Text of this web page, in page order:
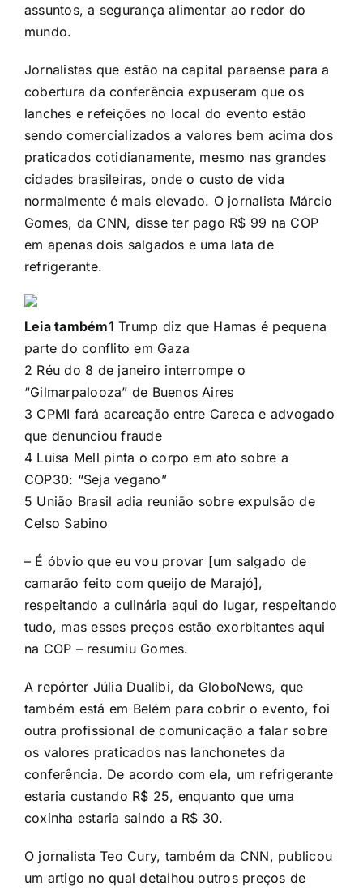
assuntos, a segurança alimentar ao redor do
mundo.
Jornalistas que estão na capital paraense para a
cobertura da conferência expuseram que os
lanches e refeições no local do evento estão
sendo comercializados a valores bem acima dos
praticados cotidianamente, mesmo nas grandes
cidades brasileiras, onde o custo de vida
normalmente é mais elevado. O jornalista Márcio
Gomes, da CNN, disse ter pago R$ 99 na COP
em apenas dois salgados e uma lata de
refrigerante.
Leia também1 Trump diz que Hamas é pequena
parte do conflito em Gaza
2 Réu do 8 de janeiro interrompe o
“Gilmarpalooza” de Buenos Aires
3 CPMI fará acareação entre Careca e advogado
que denunciou fraude
4 Luisa Mell pinta o corpo em ato sobre a
COP30: “Seja vegano”
5 União Brasil adia reunião sobre expulsão de
Celso Sabino
– É óbvio que eu vou provar [um salgado de
camarão feito com queijo de Marajó],
respeitando a culinária aqui do lugar, respeitando
tudo, mas esses preços estão exorbitantes aqui
na COP – resumiu Gomes.
A repórter Júlia Dualibi, da GloboNews, que
também está em Belém para cobrir o evento, foi
outra profissional de comunicação a falar sobre
os valores praticados nas lanchonetes da
conferência. De acordo com ela, um refrigerante
estaria custando R$ 25, enquanto que uma
coxinha estaria saindo a R$ 30.
O jornalista Teo Cury, também da CNN, publicou
um artigo no qual detalhou outros preços de